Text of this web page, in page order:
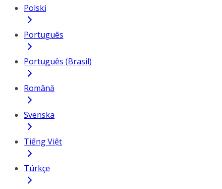
Polski
Português
Português (Brasil)
Română
Svenska
Tiếng Việt
Türkçe